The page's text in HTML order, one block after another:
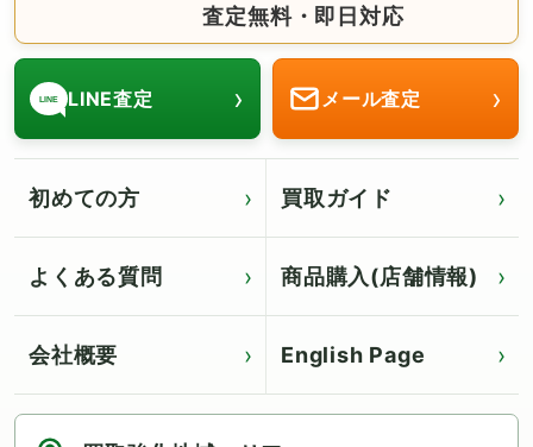
査定無料・即日対応
LINE LINE査定 › メール査定 ›
初めての方 買取ガイド
よくある質問 商品購入(店舗情報)
会社概要 English Page
Click for English page